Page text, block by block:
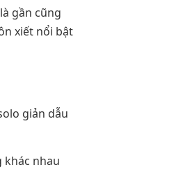
gần cũng
xiết nổi bật
giản dẫu
nhau